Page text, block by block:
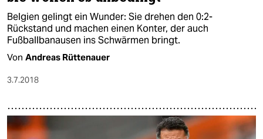
Belgien gelingt ein Wunder: Sie drehen den 0:2-
Rückstand und machen einen Konter, der auch
Fußballbanausen ins Schwärmen bringt.
Von Andreas Rüttenauer
3.7.2018